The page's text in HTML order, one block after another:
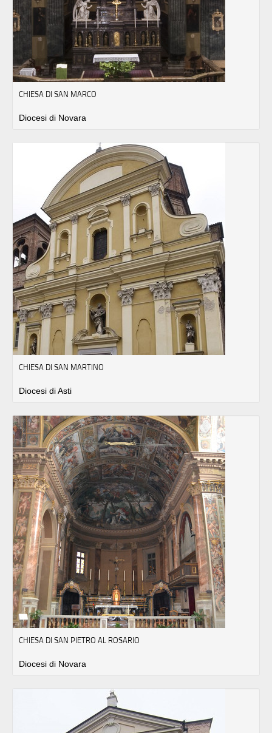
CHIESA DI SAN MARCO
Diocesi di Novara
CHIESA DI SAN MARTINO
Diocesi di Asti
CHIESA DI SAN PIETRO AL ROSARIO
Diocesi di Novara